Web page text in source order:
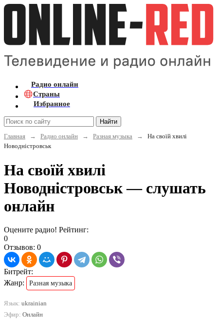
Радио онлайн
Страны
Избранное
Найти
Главная
→ Радио онлайн → Разная музыка →
На своїй хвилі
Новодністровськ
На своїй хвилі
Новодністровськ — слушать
онлайн
Оцените радио! Рейтинг:
0
Отзывов: 0
Битрейт:
Жанр:
Разная музыка
Язык: ukrainian
Эфир: Онлайн